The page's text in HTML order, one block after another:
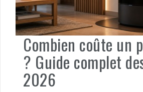
Combien coûte un
? Guide complet
2026